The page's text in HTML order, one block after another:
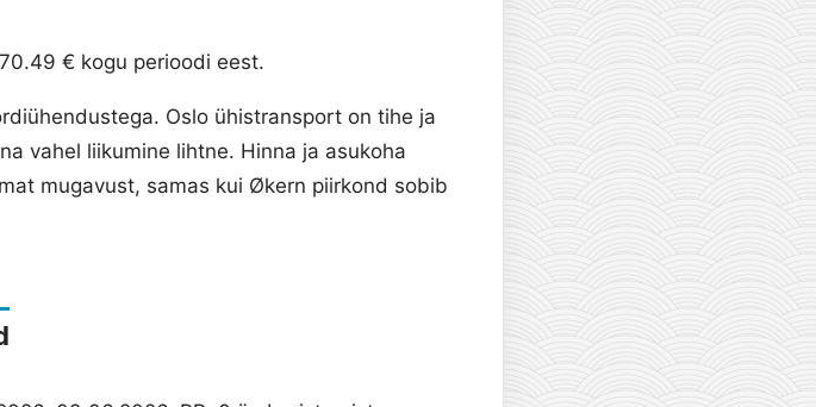
€ kogu perioodi eest.
Oslo ühistransport on tihe ja
vahel liikumine lihtne. Hinna ja asukoha
mugavust, samas kui Økern piirkond sobib